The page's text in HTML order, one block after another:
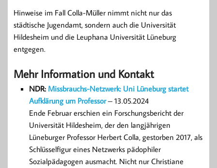
Hinweise im Fall Colla-Müller nimmt nicht nur das
städtische Jugendamt, sondern auch die Universität
Hildesheim und die Leuphana Universität Lüneburg
entgegen.
Mehr Information und Kontakt
NDR: Missbrauchs-Netzwerk: Uni Lüneburg startet
Aufklärung um Professor– 13.05.2024
Ende Februar erschien ein Forschungsbericht der
Universität Hildesheim, der den langjährigen
Lüneburger Professor Herbert Colla, gestorben 2017, als
Schlüsselfigur eines Netzwerks pädophiler
Sozialpädagogen ausmacht. Nicht nur Christiane